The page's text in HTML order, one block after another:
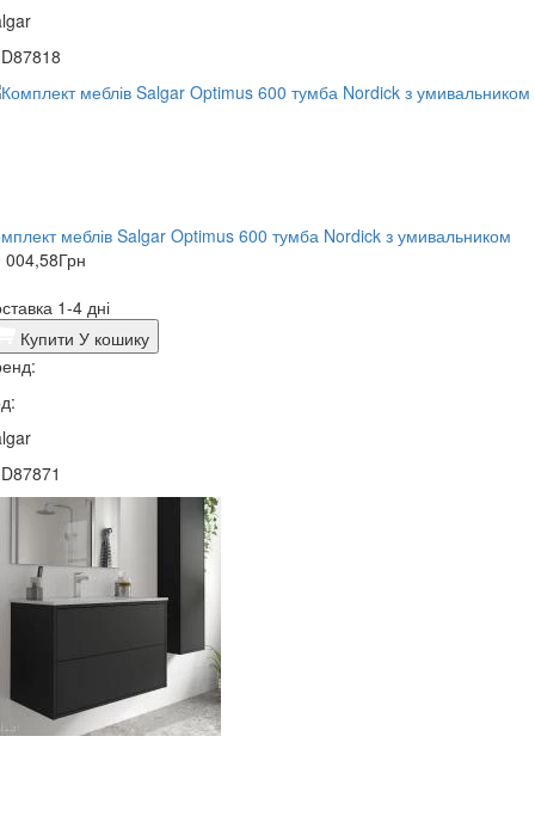
меблів Salgar Optimus 600 тумба Nordick з умивальником
004,58Грн
1-4 дні
Купити У кошику